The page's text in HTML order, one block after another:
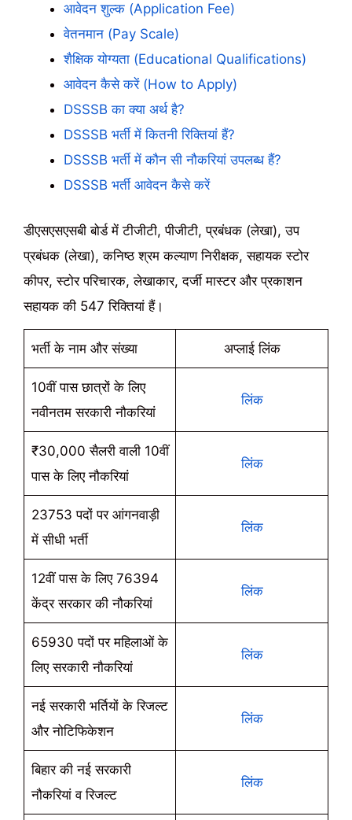
आवेदन शुल्क (Application Fee)
वेतनमान (Pay Scale)
शैक्षिक योग्यता (Educational Qualifications)
आवेदन कैसे करें (How to Apply)
DSSSB का क्या अर्थ है?
DSSSB भर्ती में कितनी रिक्तियां हैं?
DSSSB भर्ती में कौन सी नौकरियां उपलब्ध हैं?
DSSSB भर्ती आवेदन कैसे करें
डीएसएसएसबी बोर्ड में टीजीटी, पीजीटी, प्रबंधक (लेखा), उप
प्रबंधक (लेखा), कनिष्ठ श्रम कल्याण निरीक्षक, सहायक स्टोर
कीपर, स्टोर परिचारक, लेखाकार, दर्जी मास्टर और प्रकाशन
सहायक की 547 रिक्तियां हैं।
भर्ती के नाम और संख्या अप्लाई लिंक
10वीं पास छात्रों के लिए
नवीनतम सरकारी नौकरियां
लिंक
₹30,000 सैलरी वाली 10वीं
पास के लिए नौकरियां
लिंक
23753 पदों पर आंगनवाड़ी
में सीधी भर्ती
लिंक
12वीं पास के लिए 76394
केंद्र सरकार की नौकरियां
लिंक
65930 पदों पर महिलाओं के
लिए सरकारी नौकरियां
लिंक
नई सरकारी भर्तियों के रिजल्ट
और नोटिफिकेशन
लिंक
बिहार की नई सरकारी
नौकरियां व रिजल्ट
लिंक